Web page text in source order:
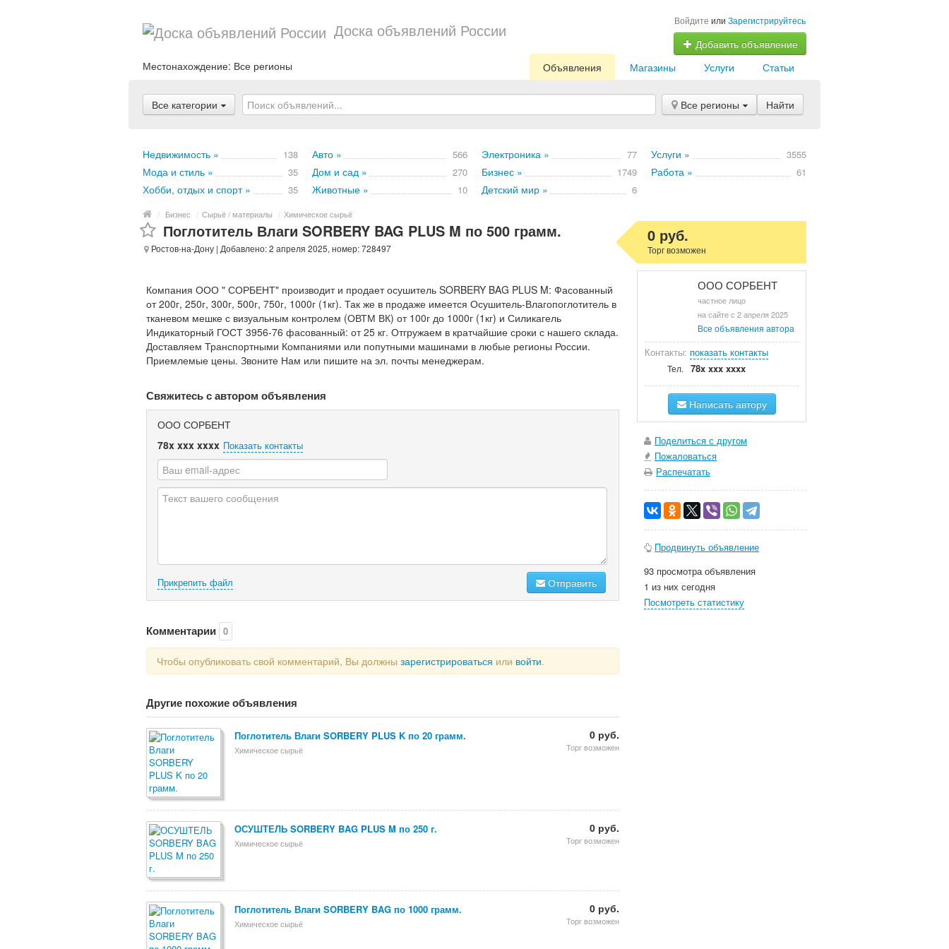
Доска объявлений России Войдите или Зарегистрируйтесь
Добавить объявление
Местонахождение: Все регионы Статьи
Услуги
Магазины
Объявления
Все категории Все регионы Найти
Недвижимость » 138 Авто » 566 Электроника » 77 Услуги » 3555
Мода и стиль » 35 Дом и сад » 270 Бизнес » 1749 Работа » 61
Хобби, отдых и спорт » 35 Животные » 10 Детский мир » 6
/ Бизнес / Сырьё / материалы / Химическое сырьё
Поглотитель Влаги SORBERY BAG PLUS M по 500 грамм.
Ростов-на-Дону | Добавлено: 2 апреля 2025, номер: 728497
Компания ООО " СОРБЕНТ" производит и продает осушитель SORBERY BAG PLUS M: Фасованный
от 200г, 250г, 300г, 500г, 750г, 1000г (1кг). Так же в продаже имеется Осушитель-Влагопоглотитель в
тканевом мешке с визуальным контролем (ОВТМ ВК) от 100г до 1000г (1кг) и Силикагель
Индикаторный ГОСТ 3956-76 фасованный: от 25 кг. Отгружаем в кратчайшие сроки с нашего склада.
Доставляем Транспортными Компаниями или попутными машинами в любые регионы России.
Приемлемые цены. Звоните Нам или пишите на эл. почты менеджерам.
Свяжитесь с автором объявления
ООО СОРБЕНТ
78x xxx xxxx Показать контакты
Прикрепить файл Отправить
Комментарии 0
Чтобы опубликовать свой комментарий, Вы должны зарегистрироваться или войти.
Другие похожие объявления
Поглотитель Влаги SORBERY PLUS K по 20 грамм.
Химическое сырьё
0 руб.
Торг возможен
ОСУШТЕЛЬ SORBERY BAG PLUS M по 250 г.
Химическое сырьё
0 руб.
Торг возможен
Поглотитель Влаги SORBERY BAG по 1000 грамм.
Химическое сырьё
0 руб.
Торг возможен
0 руб.
Торг возможен
ООО СОРБЕНТ
частное лицо
на сайте с 2 апреля 2025
Все объявления автора
Контакты: показать контакты
Тел. 78x xxx xxxx
Написать автору
Поделиться с другом
Пожаловаться
Распечатать
Продвинуть объявление
93 просмотра объявления
1 из них сегодня
Посмотреть статистику